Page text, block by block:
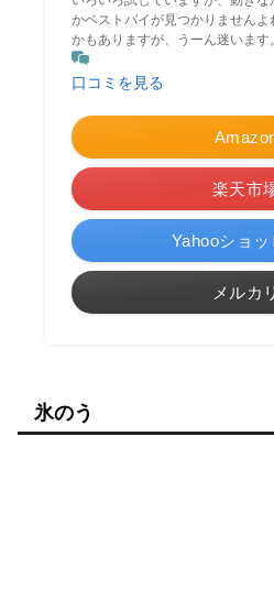
かベストバイが見つかりません
かもありますが、うーん迷います。
口コミを見る
楽天市
Yahooショ
メルカリ
氷のう